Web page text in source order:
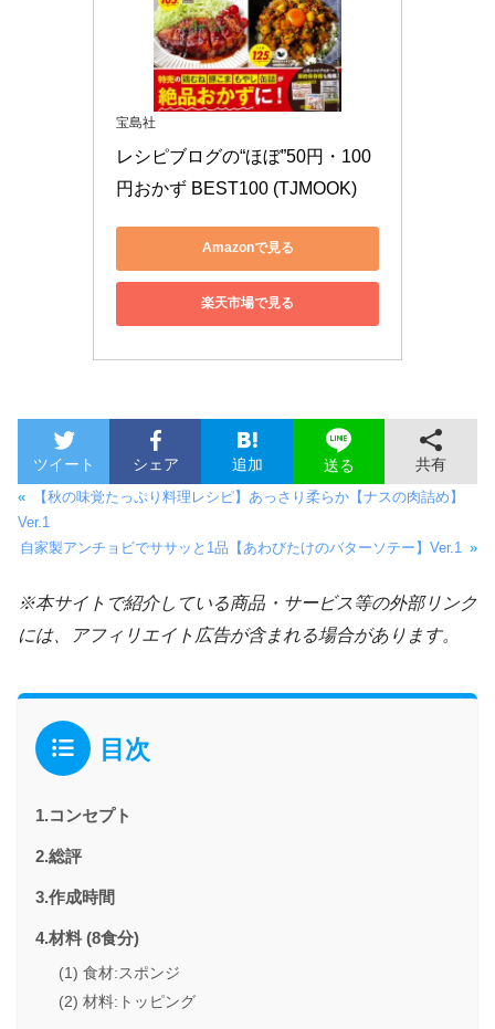
宝島社
レシピブログの“ほぼ”50円・100
円おかず BEST100 (TJMOOK)
Amazonで見る
楽天市場で見る
ツイート シェア 追加 送る 共有
«
【秋の味覚たっぷり料理レシピ】あっさり柔らか【ナスの肉詰め】
Ver.1
自家製アンチョビでササッと1品【あわびたけのバターソテー】Ver.1 »
※本サイトで紹介している商品・サービス等の外部リンク
には、アフィリエイト広告が含まれる場合があります。
目次
1.コンセプト
2.総評
3.作成時間
4.材料 (8食分)
(1) 食材:スポンジ
(2) 材料:トッピング